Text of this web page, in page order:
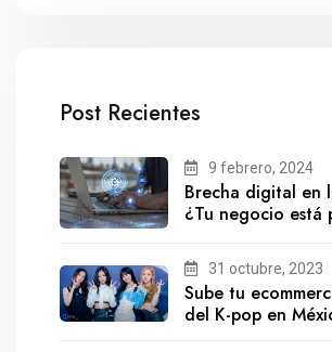
Post Recientes
9 febrero, 2024
Brecha digital en
¿Tu negocio está
31 octubre, 2023
Sube tu
del K-pop en